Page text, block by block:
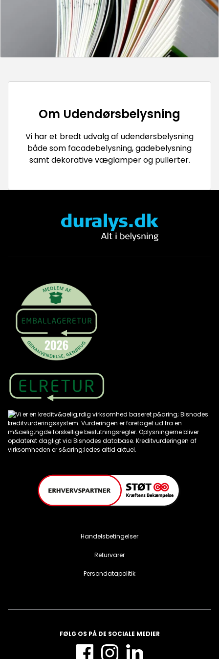
Om Udendørsbelysning
Vi har et bredt udvalg af udendørsbelysning
både som facadebelysning, gadebelysning
samt dekorative væglamper og pullerter.
Handelsbetingelser
Returvarer
Persondatapolitik
FØLG OS PÅ DE SOCIALE MEDIER